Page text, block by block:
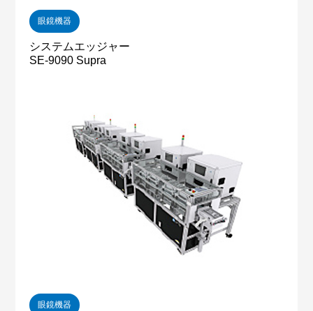
眼鏡機器
システムエッジャー
SE-9090 Supra
眼鏡機器